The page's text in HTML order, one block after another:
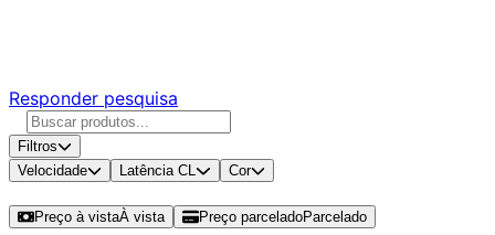
Responder pesquisa
Filtros
Velocidade
Latência CL Cor
Preço à vistaÀ vista Preço parceladoParcelado